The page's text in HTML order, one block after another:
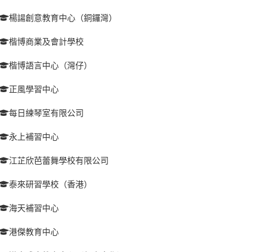
楊諹創意教育中心（銅鑼灣）
楷博商業及會計學校
楷博語言中心（灣仔）
正風學習中心
每日練琴室有限公司
永上補習中心
江芷欣芭蕾舞學校有限公司
泰來研習學校（香港）
海天補習中心
港傑教育中心